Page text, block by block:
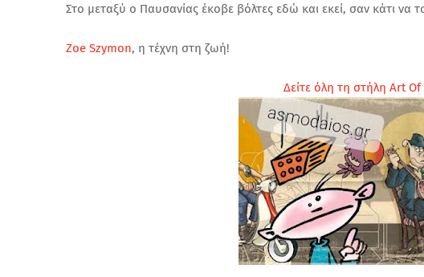
Στο μεταξύ ο Παυσανίας έκοβε βόλτες εδώ και εκεί, σαν κάτι να
Zoe Szymon, η τέχνη στη ζωή!
Δείτε όλη τη στήλη Art